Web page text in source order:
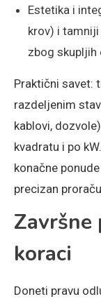
Estetika i
krov) i tamniji
zbog skupljih
Praktični savet:
razdeljenim
kablovi,
kvadratu i po
konačne
precizan
Završne
koraci
Doneti pravu